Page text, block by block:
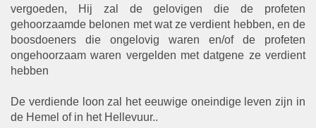
vergoeden, Hij zal de gelovigen die de profeten
gehoorzaamde belonen met wat ze verdient hebben, en de
boosdoeners die ongelovig waren en/of de profeten
ongehoorzaam waren vergelden met datgene ze verdient
hebben
De verdiende loon zal het eeuwige oneindige leven zijn in
de Hemel of in het Hellevuur..